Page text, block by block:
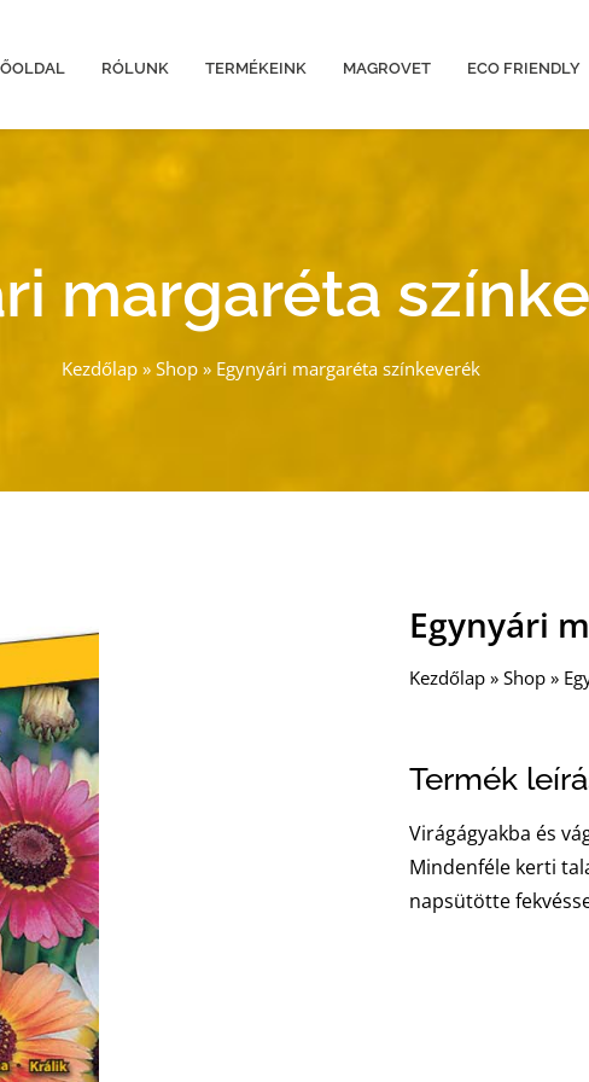
RÓLUNK TERMÉKEINK MAGROVET ECO FRIENDLY
margaréta
Kezdőlap» Shop» Egynyári margaréta színkeverék
Egynyári
Kezdőlap » Shop »
Termék
Virágágyakba és
Mindenféle kerti
napsütötte